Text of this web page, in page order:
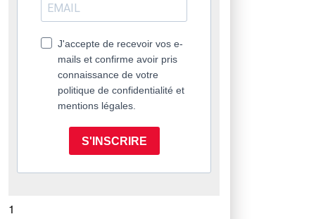
J'accepte de recevoir vos e-
mails et confirme avoir pris
connaissance de votre
politique de confidentialité et
mentions légales.
S'INSCRIRE
1